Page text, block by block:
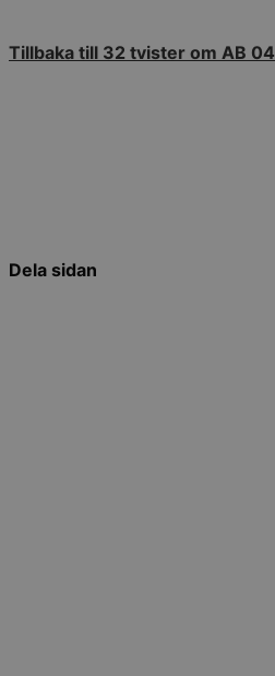
Tillbaka till 32 tvister om AB 04
Dela sidan